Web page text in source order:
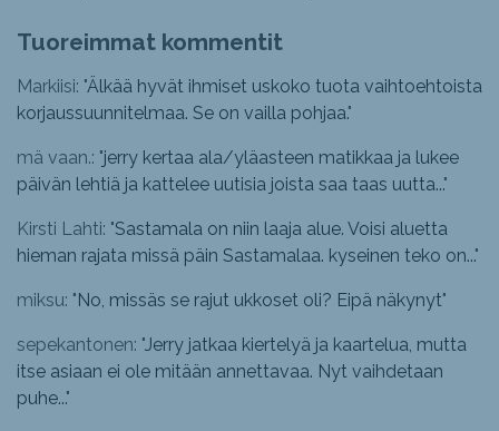
Tuoreimmat kommentit
Markiisi: "Älkää hyvät ihmiset uskoko tuota vaihtoehtoista
korjaussuunnitelmaa. Se on vailla pohjaa."
mä vaan.: "jerry kertaa ala/yläasteen matikkaa ja lukee
päivän lehtiä ja kattelee uutisia joista saa taas uutta..."
Kirsti Lahti: "Sastamala on niin laaja alue. Voisi aluetta
hieman rajata missä päin Sastamalaa. kyseinen teko on..."
miksu: "No, missäs se rajut ukkoset oli? Eipä näkynyt"
sepekantonen: "Jerry jatkaa kiertelyä ja kaartelua, mutta
itse asiaan ei ole mitään annettavaa. Nyt vaihdetaan
puhe..."